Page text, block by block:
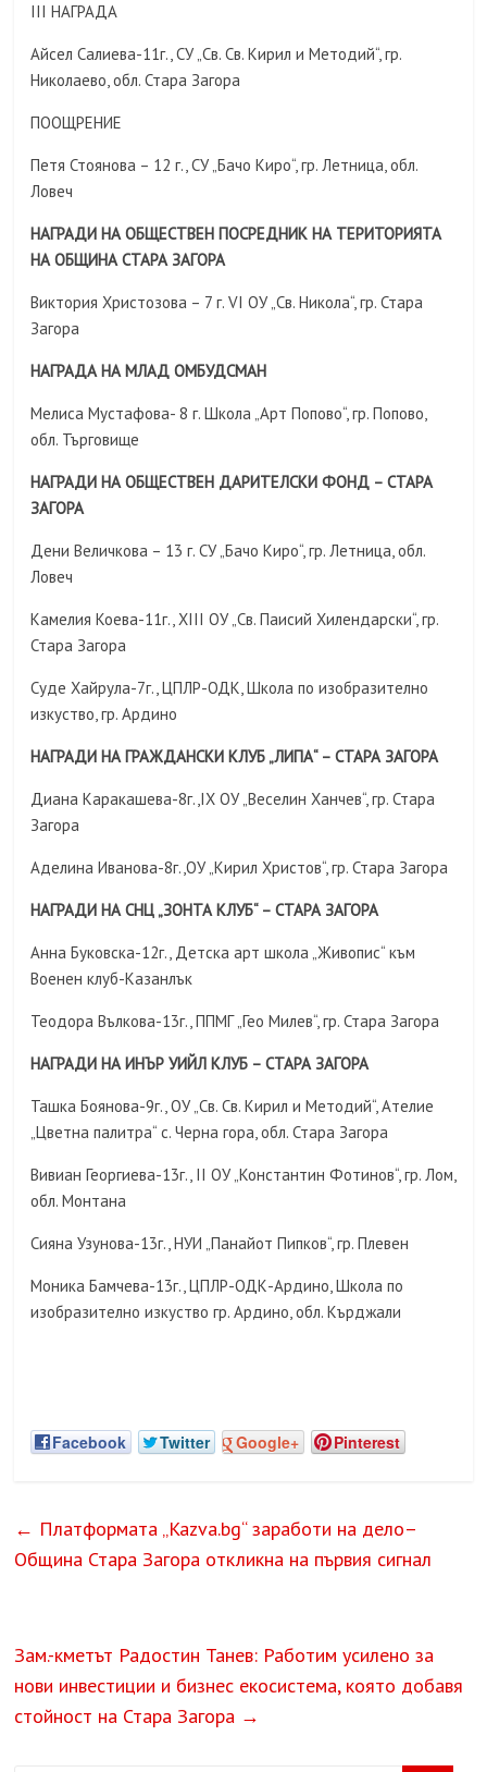
III НАГРАДА
Айсел Салиева-11г., СУ „Св. Св. Кирил и Методий“, гр.
Николаево, обл. Стара Загора
ПООЩРЕНИЕ
Петя Стоянова – 12 г., СУ „Бачо Киро“, гр. Летница, обл.
Ловеч
НАГРАДИ НА ОБЩЕСТВЕН ПОСРЕДНИК НА ТЕРИТОРИЯТА
НА ОБЩИНА СТАРА ЗАГОРА
Виктория Христозова – 7 г. VI ОУ „Св. Никола“, гр. Стара
Загора
НАГРАДА НА МЛАД ОМБУДСМАН
Мелиса Мустафова- 8 г. Школа „Арт Попово“, гр. Попово,
обл. Търговище
НАГРАДИ НА ОБЩЕСТВЕН ДАРИТЕЛСКИ ФОНД – СТАРА
ЗАГОРА
Дени Величкова – 13 г. СУ „Бачо Киро“, гр. Летница, обл.
Ловеч
Камелия Коева-11г., XIII ОУ „Св. Паисий Хилендарски“, гр.
Стара Загора
Суде Хайрула-7г., ЦПЛР-ОДК, Школа по изобразително
изкуство, гр. Ардино
НАГРАДИ НА ГРАЖДАНСКИ КЛУБ „ЛИПА“ – СТАРА ЗАГОРА
Диана Каракашева-8г.,IX ОУ „Веселин Ханчев“, гр. Стара
Загора
Аделина Иванова-8г.,ОУ „Кирил Христов“, гр. Стара Загора
НАГРАДИ НА СНЦ „ЗОНТА КЛУБ“ – СТАРА ЗАГОРА
Анна Буковска-12г., Детска арт школа „Живопис“ към
Военен клуб-Казанлък
Теодора Вълкова-13г., ППМГ „Гео Милев“, гр. Стара Загора
НАГРАДИ НА ИНЪР УИЙЛ КЛУБ – СТАРА ЗАГОРА
Ташка Боянова-9г., ОУ „Св. Св. Кирил и Методий“, Ателие
„Цветна палитра“ с. Черна гора, обл. Стара Загора
Вивиан Георгиева-13г., II ОУ „Константин Фотинов“, гр. Лом,
обл. Монтана
Сияна Узунова-13г., НУИ „Панайот Пипков“, гр. Плевен
Моника Бамчева-13г., ЦПЛР-ОДК-Ардино, Школа по
изобразително изкуство гр. Ардино, обл. Кърджали
Facebook Twitter Google+ Pinterest
← Платформата „Kazva.bg“ заработи на дело–
Община Стара Загора откликна на първия сигнал
Зам.-кметът Радостин Танев: Работим усилено за
нови инвестиции и бизнес екосистема, която добавя
стойност на Стара Загора →